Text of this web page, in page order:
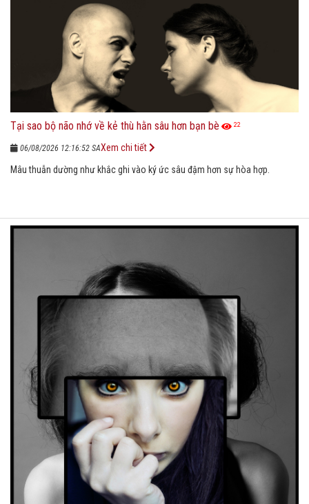
Tại sao bộ não nhớ về kẻ thù hằn sâu hơn bạn bè 22
06/08/2026 12:16:52 SA
Mâu thuẫn dường như khắc ghi vào ký ức sâu đậm hơn sự hòa hợp.
Xem chi tiết